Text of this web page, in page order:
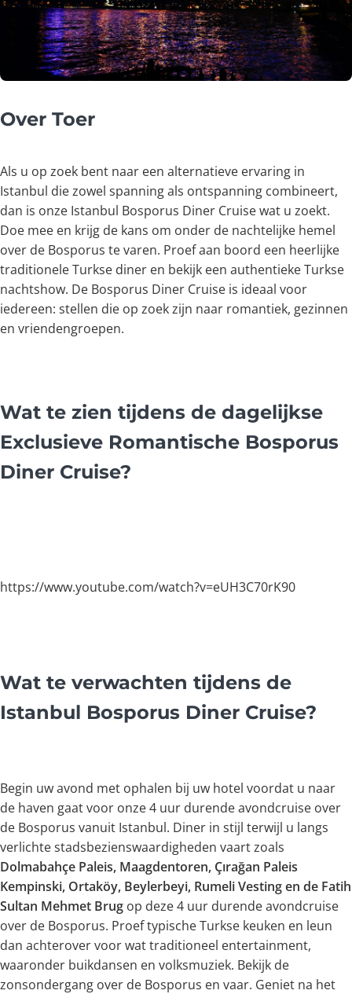
Over Toer
Als u op zoek bent naar een alternatieve ervaring in
Istanbul die zowel spanning als ontspanning combineert,
dan is onze Istanbul Bosporus Diner Cruise wat u zoekt.
Doe mee en krijg de kans om onder de nachtelijke hemel
over de Bosporus te varen. Proef aan boord een heerlijke
traditionele Turkse diner en bekijk een authentieke Turkse
nachtshow. De Bosporus Diner Cruise is ideaal voor
iedereen: stellen die op zoek zijn naar romantiek, gezinnen
en vriendengroepen.
Wat te zien tijdens de dagelijkse
Exclusieve Romantische Bosporus
Diner Cruise?
https://www.youtube.com/watch?v=eUH3C70rK90
Wat te verwachten tijdens de
Istanbul Bosporus Diner Cruise?
Begin uw avond met ophalen bij uw hotel voordat u naar
de haven gaat voor onze 4 uur durende avondcruise over
de Bosporus vanuit Istanbul. Diner in stijl terwijl u langs
verlichte stadsbezienswaardigheden vaart zoals
Dolmabahçe Paleis, Maagdentoren, Çırağan Paleis
Kempinski, Ortaköy, Beylerbeyi, Rumeli Vesting en de Fatih
Sultan Mehmet Brug op deze 4 uur durende avondcruise
over de Bosporus. Proef typische Turkse keuken en leun
dan achterover voor wat traditioneel entertainment,
waaronder buikdansen en volksmuziek. Bekijk de
zonsondergang over de Bosporus en vaar. Geniet na het